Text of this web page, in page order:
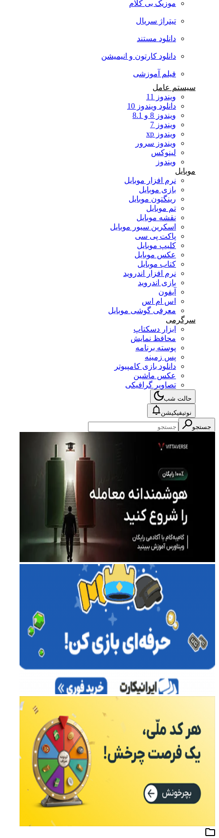
موزیک بی کلام
تیتراژ سریال
دانلود مستند
دانلود کارتون و انیمیشن
فیلم آموزشی
سیستم عامل
ویندوز 11
دانلود ویندوز 10
ویندوز 8 و 8.1
ویندوز 7
ویندوز xp
ویندوز سرور
لینوکس
ویندوز
موبایل
نرم افزار موبایل
بازی موبایل
رینگتون موبایل
تم موبایل
نقشه موبایل
اسکرین سیور موبایل
پاکت پی سی
کلیپ موبایل
عکس موبایل
کتاب موبایل
نرم افزار اندروید
بازی اندروید
آیفون
اس ام اس
معرفی گوشی موبایل
سرگرمی
ابزار دسکتاپ
محافظ نمایش
پوسته برنامه
پس زمینه
دانلود بازی کامپیوتر
عکس ماشین
تصاویر گرافیکی
حالت شب
نوتیفیکیشن
جستجو